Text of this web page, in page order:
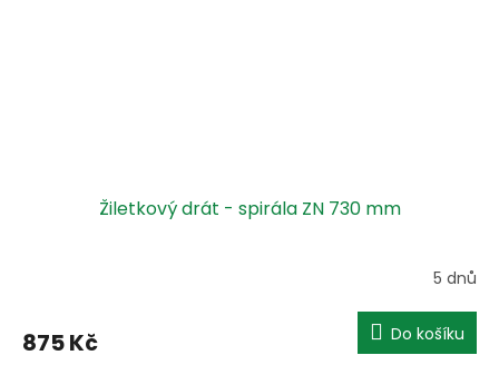
Žiletkový drát - spirála ZN 730 mm
5 dnů
875 Kč Do košíku